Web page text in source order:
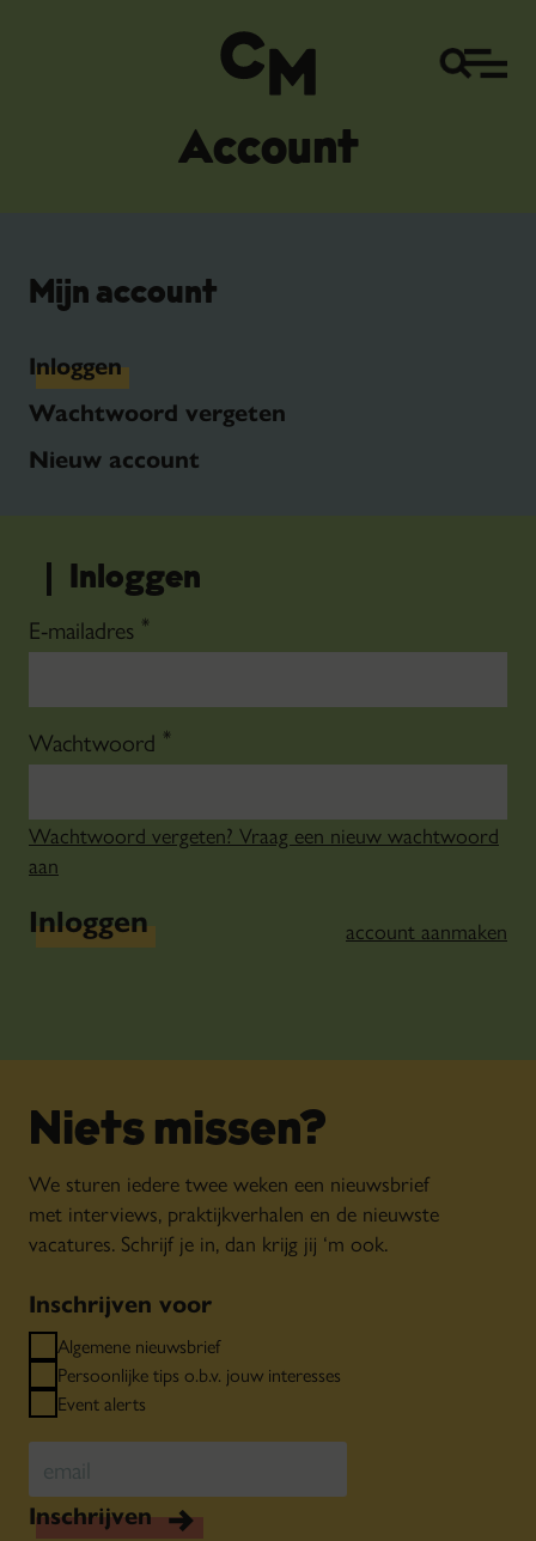
Account
Mijn account
Inloggen
Wachtwoord vergeten
Nieuw account
Inloggen
E-mailadres *
Wachtwoord *
Wachtwoord vergeten? Vraag een nieuw wachtwoord
aan
Inloggen account aanmaken
Niets missen?
We sturen iedere twee weken een nieuwsbrief
met interviews, praktijkverhalen en de nieuwste
vacatures. Schrijf je in, dan krijg jij ‘m ook.
Inschrijven voor
Algemene nieuwsbrief
Persoonlijke tips o.b.v. jouw interesses
Event alerts
Inschrijven